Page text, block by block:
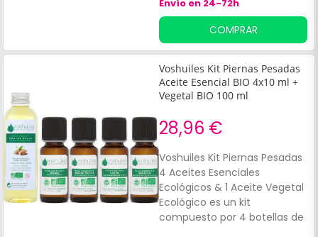
limón (5ml), ciprés (5ml),
menta piperita (5ml) y
geranio rosa (5ml), y 1 botella
de aceite vegetal ecológico
de Macadamia (100ml). Estos
aceites mezclados formarán
una solución para un masaje
Envío en 24-72h
COMPRAR
Voshuiles Kit Piernas Pesadas
Aceite Esencial BIO 4x10 ml +
Vegetal BIO 100 ml
28,96 €
Voshuiles Kit Piernas Pesadas
4 Aceites Esenciales
Ecológicos & 1 Aceite Vegetal
Ecológico es un kit
compuesto por 4 botellas de